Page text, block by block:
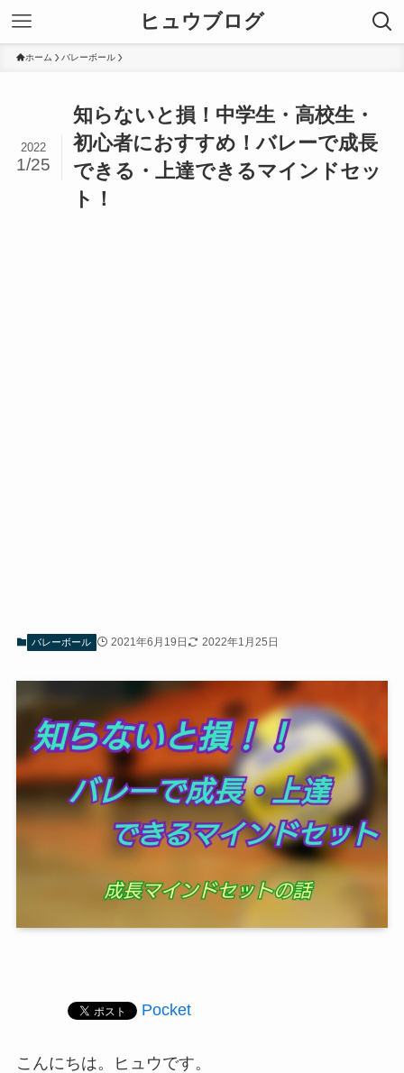
ヒュウブログ
ホーム バレーボール
知らないと損！中学生・高校生・
初心者におすすめ！バレーで成長
できる・上達できるマインドセッ
ト！
2022
1/25
バレーボール 2021年6月19日 2022年1月25日
Pocket
こんにちは。ヒュウです。